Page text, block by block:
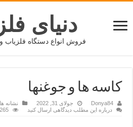
دنیای
فروش انواع دستگاه فلزیاب
کاسه ها و جوغنها
Donya84 جولای 31, 2022
نشانه
درباره این مطلب دیدگاهی ارسال کنید
265 نمایش ها